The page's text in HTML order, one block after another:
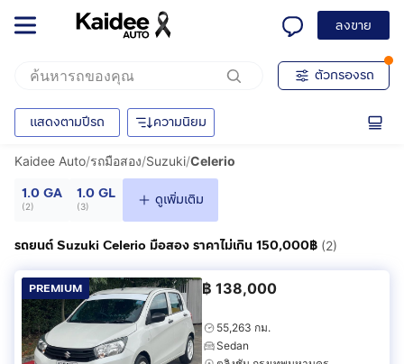
ลงขาย
ตัวกรองรถ
แสดงตามปีรถ ความนิยม
Kaidee Auto/รถมือสอง/Suzuki/Celerio
1.0 GA
(2)
1.0 GL
(3) ดูเพิ่มเติม
รถยนต์ Suzuki Celerio มือสอง ราคาไม่เกิน 150,000฿ (2)
PREMIUM ฿ 138,000
55,263 กม.
Sedan